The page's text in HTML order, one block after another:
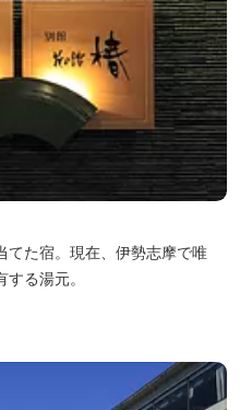
てた宿。現在、伊勢志摩で唯
る湯元。